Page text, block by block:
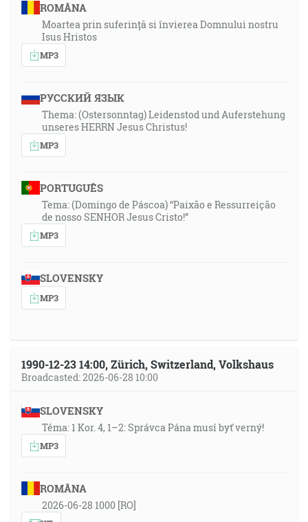
ROMÂNA
Moartea prin suferință si învierea Domnului nostru
Isus Hristos
MP3
РУССКИЙ ЯЗЫК
Thema: (Ostersonntag) Leidenstod und Auferstehung
unseres HERRN Jesus Christus!
MP3
PORTUGUÊS
Tema: (Domingo de Páscoa) “Paixão e Ressurreição
de nosso SENHOR Jesus Cristo!”
MP3
SLOVENSKY
MP3
1990-12-23 14:00, Zürich, Switzerland, Volkshaus
Broadcasted: 2026-06-28 10:00
SLOVENSKY
Téma: 1 Kor. 4, 1–2: Správca Pána musí byť verný!
MP3
ROMÂNA
2026-06-28 1000 [RO]